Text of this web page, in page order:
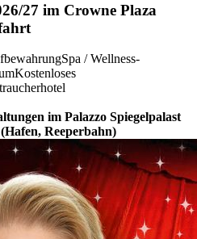
27 im Crowne Plaza
Spa / Wellness-
Kostenloses
im Palazzo Spiegelpalast
Reeperbahn)